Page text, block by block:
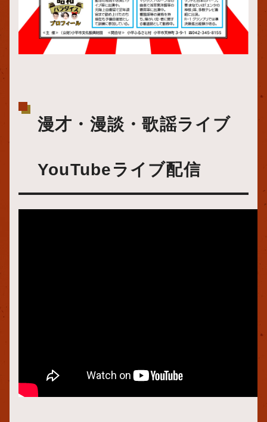
漫才・漫談・歌謡ライブ
YouTubeライブ配信